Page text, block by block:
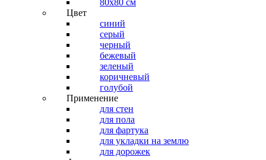
80x80 см
Цвет
синий
серый
черный
бежевый
зеленый
коричневый
голубой
Применение
для стен
для пола
для фартука
для укладки на землю
для дорожек